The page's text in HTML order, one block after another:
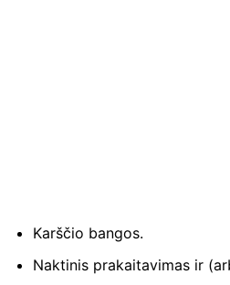
Karščio bangos.
Naktinis prakaitavimas ir